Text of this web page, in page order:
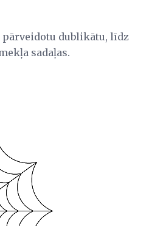
dublikātu, līdz
sadaļas.